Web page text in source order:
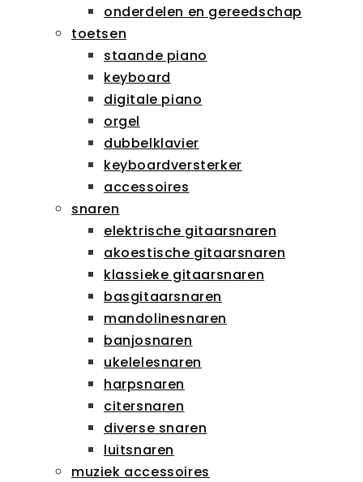
onderdelen en gereedschap
toetsen
staande piano
keyboard
digitale piano
orgel
dubbelklavier
keyboardversterker
accessoires
snaren
elektrische gitaarsnaren
akoestische gitaarsnaren
klassieke gitaarsnaren
basgitaarsnaren
mandolinesnaren
banjosnaren
ukelelesnaren
harpsnaren
citersnaren
diverse snaren
luitsnaren
muziek accessoires